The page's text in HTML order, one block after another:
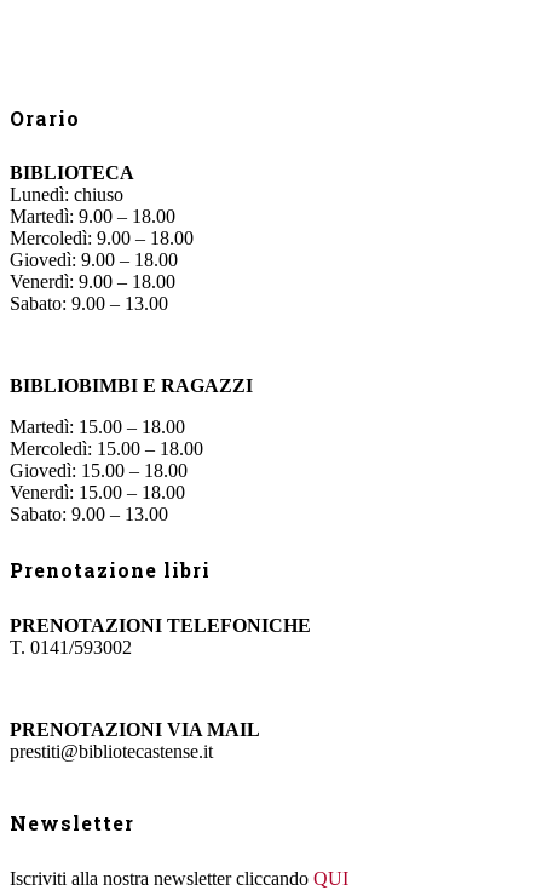
Orario
BIBLIOTECA
Lunedì: chiuso
Martedì: 9.00 – 18.00
Mercoledì: 9.00 – 18.00
Giovedì: 9.00 – 18.00
Venerdì: 9.00 – 18.00
Sabato: 9.00 – 13.00
BIBLIOBIMBI E RAGAZZI
Martedì: 15.00 – 18.00
Mercoledì: 15.00 – 18.00
Giovedì: 15.00 – 18.00
Venerdì: 15.00 – 18.00
Sabato: 9.00 – 13.00
Prenotazione libri
PRENOTAZIONI TELEFONICHE
T. 0141/593002
PRENOTAZIONI VIA MAIL
prestiti@bibliotecastense.it
Newsletter
Iscriviti alla nostra newsletter cliccando QUI